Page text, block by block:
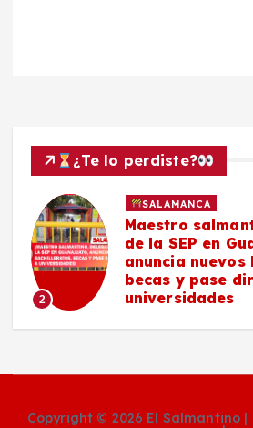
¿Te lo perdiste?
2
SALAMANCA
Maestro
de la SEP en
anuncia
becas y pase
universidades
Copyright © 2026 El Salmantino |